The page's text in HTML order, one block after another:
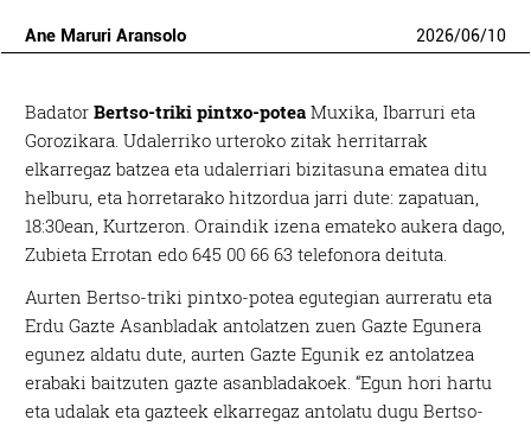
Ane Maruri Aransolo 2026/06/10
Badator Bertso-triki pintxo-potea Muxika, Ibarruri eta
Gorozikara. Udalerriko urteroko zitak herritarrak
elkarregaz batzea eta udalerriari bizitasuna ematea ditu
helburu, eta horretarako hitzordua jarri dute: zapatuan,
18:30ean, Kurtzeron. Oraindik izena emateko aukera dago,
Zubieta Errotan edo 645 00 66 63 telefonora deituta.
Aurten Bertso-triki pintxo-potea egutegian aurreratu eta
Erdu Gazte Asanbladak antolatzen zuen Gazte Egunera
egunez aldatu dute, aurten Gazte Egunik ez antolatzea
erabaki baitzuten gazte asanbladakoek. “Egun hori hartu
eta udalak eta gazteek elkarregaz antolatu dugu Bertso-